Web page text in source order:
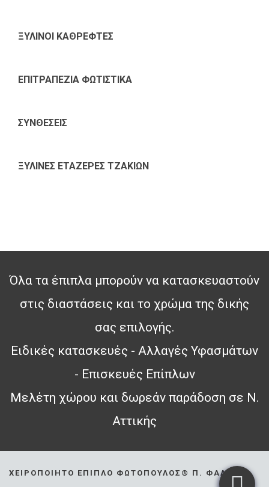
ΞΥΛΙΝΟΙ ΚΑΘΡΕΦΤΕΣ
ΕΠΙΤΡΑΠΕΖΙΑ ΦΩΤΙΣΤΙΚΑ
ΣΥΝΘΕΣΕΙΣ
ΞΥΛΙΝΕΣ ΕΤΑΖΕΡΕΣ ΤΖΑΚΙΩΝ
Όλα τα έπιπλα μπορούν να κατασκευαστούν
στις διαστάσεις και το χρώμα της δικής
σας επιλογής.
Ειδικές κατασκευές - Αλλαγές Υφασμάτων
- Επισκευές Επίπλων
Μελέτη χώρου και δωρεάν παράδοση σε Ν.
Αττικής
ΧΕΙΡΟΠΟΊΗΤΟ ΈΠΙΠΛΟ ΦΩΤΌΠΟΥΛΟΣ® Π. ΦΆΛΗΡΟ